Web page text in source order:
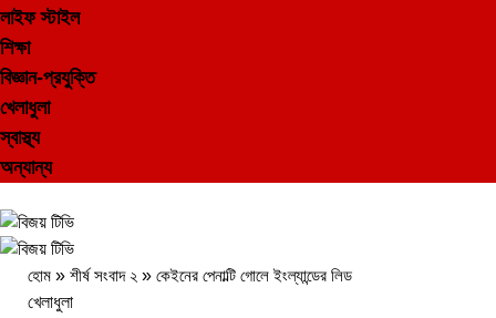
লাইফ স্টাইল
শিক্ষা
বিজ্ঞান-প্রযুক্তি
খেলাধুলা
স্বাস্থ্য
অন্যান্য
হোম » শীর্ষ সংবাদ ২ » কেইনের পেনাল্টি গোলে ইংল্যান্ডের লিড
খেলাধুলা